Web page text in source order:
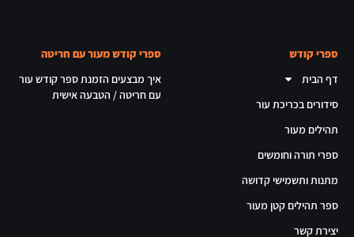
ספרי קודש
דף הבית
סידורים בכריכת עור
תהילים מעור
ספרי תורה וחומשים
מתנות ותשמישי קדושה
ספר תהילים קטן מעור
יצירת קשר
ספרי קודש מעור עם חריטה
איך מבצעים הזמנת ספר קודש עור
עם חריטה / הטבעה אישית